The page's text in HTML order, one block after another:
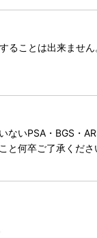
ることは出来ません
いPSA・BGS・
と何卒ご了承くださ